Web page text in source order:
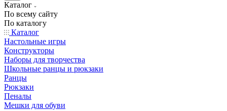
Каталог
По всему сайту
По каталогу
Каталог
Настольные игры
Конструкторы
Наборы для творчества
Школьные ранцы и рюкзаки
Ранцы
Рюкзаки
Пеналы
Мешки для обуви